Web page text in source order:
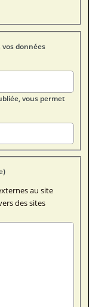
données
vous permet
au site
des sites